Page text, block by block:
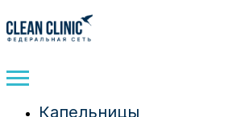
Капельницы